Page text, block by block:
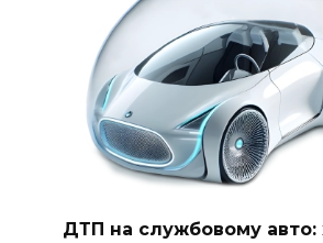
ДТП на службовому авто: